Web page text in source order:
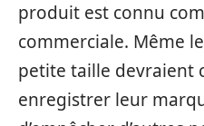
produit est connu
commerciale. Même
petite taille devraient
enregistrer leur